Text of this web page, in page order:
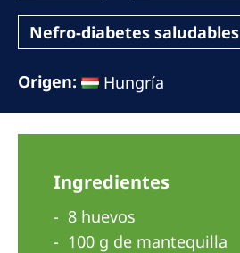
Sweden
Switzerland
United Kingdom
Asia Pacific
Philippines
Nefro-diabetes saludables
Origen: Hungría
Ingredientes
8 huevos
100 g de mantequilla